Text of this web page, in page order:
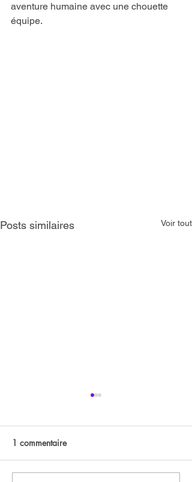
aventure humaine avec une chouette
équipe.
Posts similaires Voir tout
1 commentaire